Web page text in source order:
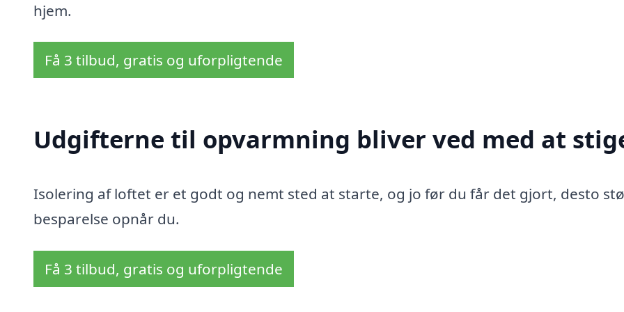
hjem.
Få 3 tilbud, gratis og uforpligtende
Udgifterne til opvarmning bliver ved med at
Isolering af loftet er et godt og nemt sted at starte, og jo før du får det gjort, desto
besparelse opnår du.
Få 3 tilbud, gratis og uforpligtende